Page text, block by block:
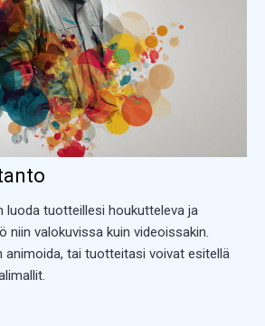
luoda tuotteillesi houkutteleva ja
niin valokuvissa kuin videoissakin.
animoida, tai tuotteitasi voivat esitellä